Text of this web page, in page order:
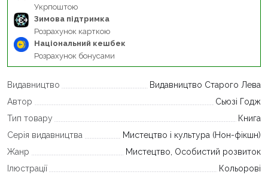
Укрпоштою
Зимова підтримка
Розрахунок карткою
Національний кешбек
Розрахунок бонусами
Видавництво
Видавництво Старого Лева
Автор
Сьюзі Годж
Тип товару
Книга
Серія видавництва
Мистецтво і культура (Нон-фікшн)
Жанр
Мистецтво, Особистий розвиток
Ілюстрації
Кольорові